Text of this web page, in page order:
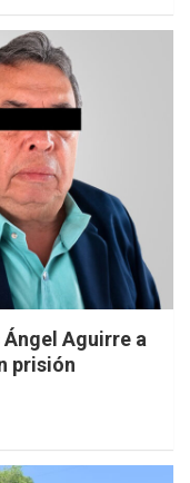
Aguirre a
prisión